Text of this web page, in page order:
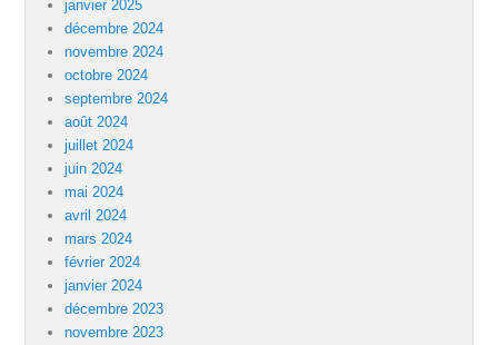
janvier 2025
décembre 2024
novembre 2024
octobre 2024
septembre 2024
août 2024
juillet 2024
juin 2024
mai 2024
avril 2024
mars 2024
février 2024
janvier 2024
décembre 2023
novembre 2023